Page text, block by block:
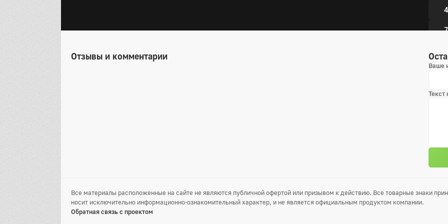
Отзывы и комментарии
Ваше
Текст
Все материалы расположенные на сайте не являются публичной офертой или призывом к действию. Все товарные знаки
носит исключительно информационно-ознакомительный характер, и не является официальным продуктом компании.
Обратная связь с проектом